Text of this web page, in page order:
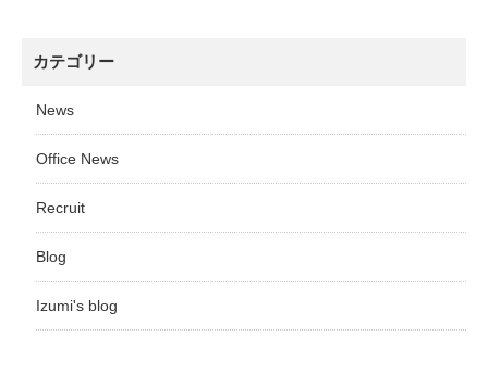
カテゴリー
News
Office News
Recruit
Blog
Izumi's blog